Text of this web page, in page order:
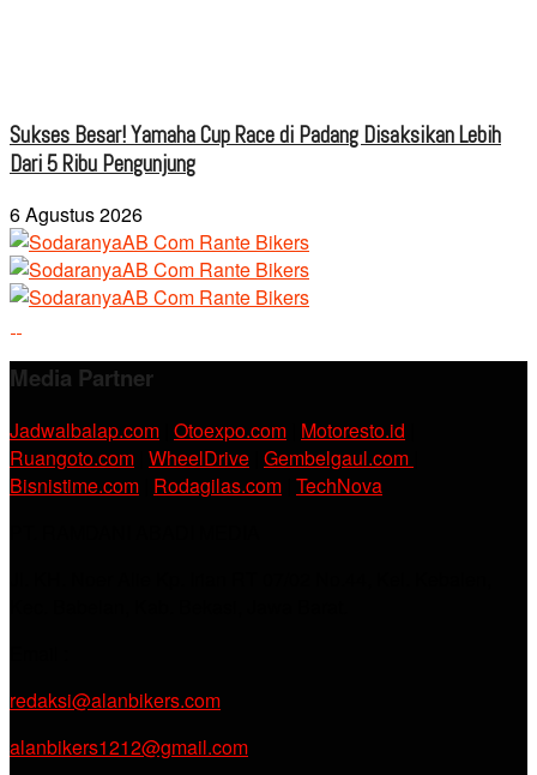
Sukses Besar! Yamaha Cup Race di Padang Disaksikan Lebih
Dari 5 Ribu Pengunjung
6 Agustus 2026
Media Partner
Jadwalbalap.com Otoexpo.com Motoresto.id
Ruangoto.com WheelDrive Gembelgaul.com
Bisnistime.com Rodagilas.com TechNova
redaksi@alanbikers.com
alanbikers1212@gmail.com